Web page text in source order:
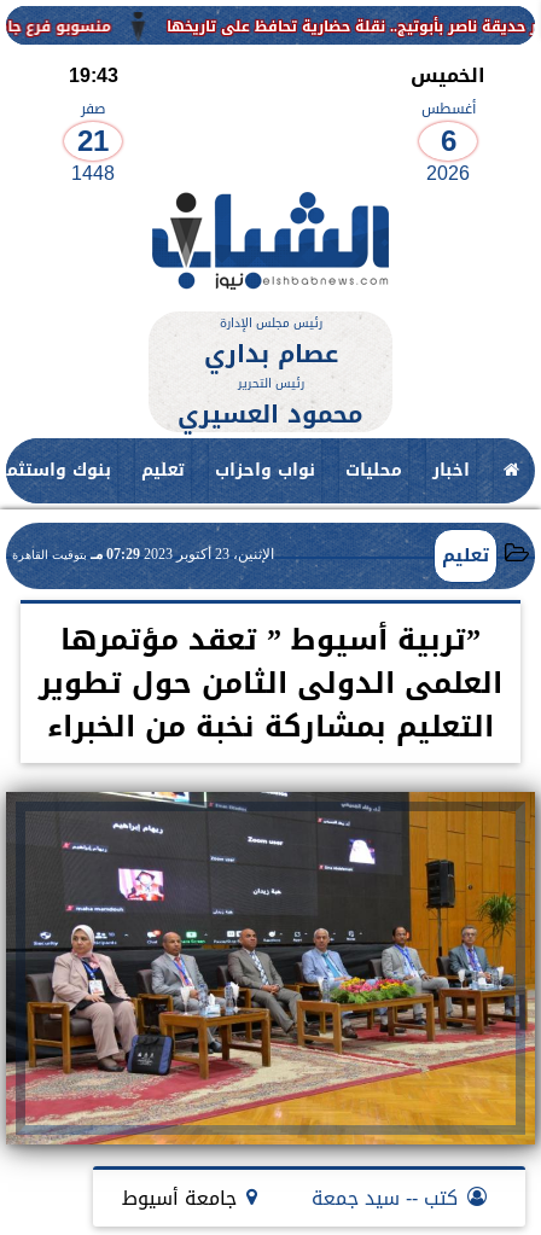
منسوبو فرع جامعة الأزهر للوجه
الخميس
أغسطس
6
2026
19:43
صفر
21
1448
رئيس مجلس الإدارة
عصام بداري
رئيس التحرير
محمود العسيري
اخبار محليات نواب واحزاب تعليم بنوك
تعليم الإثنين، 23 أكتوبر 2023 07:29 مـ بتوقيت القاهرة
”تربية أسيوط ” تعقد مؤتمرها
العلمى الدولى الثامن حول تطوير
التعليم بمشاركة نخبة من الخبراء
كتب -- سيد جمعة جامعة أسيوط